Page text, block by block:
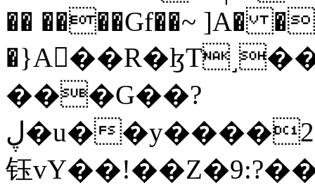
�� ����Gf��~ ]A�
���G��?
ڸ�u��y����2o�Gc���t!W���k+(���
钰vY��!��Z�9:?�